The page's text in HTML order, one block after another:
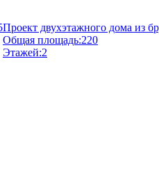
Проект двухэтажного дома из
Общая площадь:220
Этажей:2